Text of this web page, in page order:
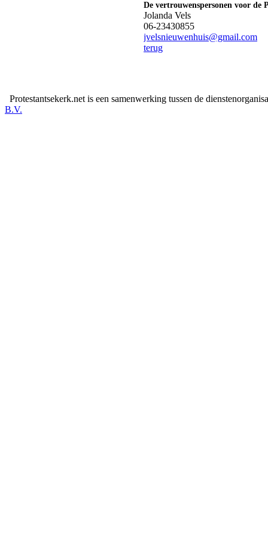
De vertrouwenspersonen voor de
Jolanda Vels
06-23430855
jvelsnieuwenhuis@gmail.com
terug
Protestantsekerk.net is een samenwerking tussen de
B.V.